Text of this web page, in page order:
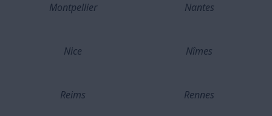
Montpellier Nantes
Nice Nîmes
Reims Rennes